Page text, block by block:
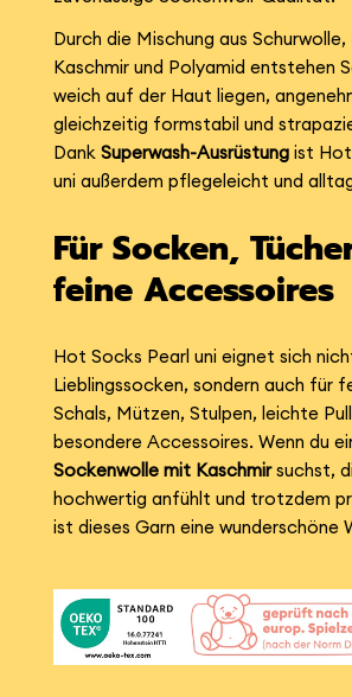
Durch die Mischung aus
Kaschmir und Polyamid entstehen
weich auf der Haut liegen,
gleichzeitig formstabil und
Dank Superwash-Ausrüstungist Hot
uni außerdem pflegeleicht und
Für Socken,
feine Accessoires
Hot Socks Pearl uni eignet sich
Lieblingssocken, sondern auch für
Schals, Mützen, Stulpen, leichte
besondere Accessoires. Wenn du
Sockenwolle mit Kaschmirsuchst,
hochwertig anfühlt und trotzdem
ist dieses Garn eine wunderschöne